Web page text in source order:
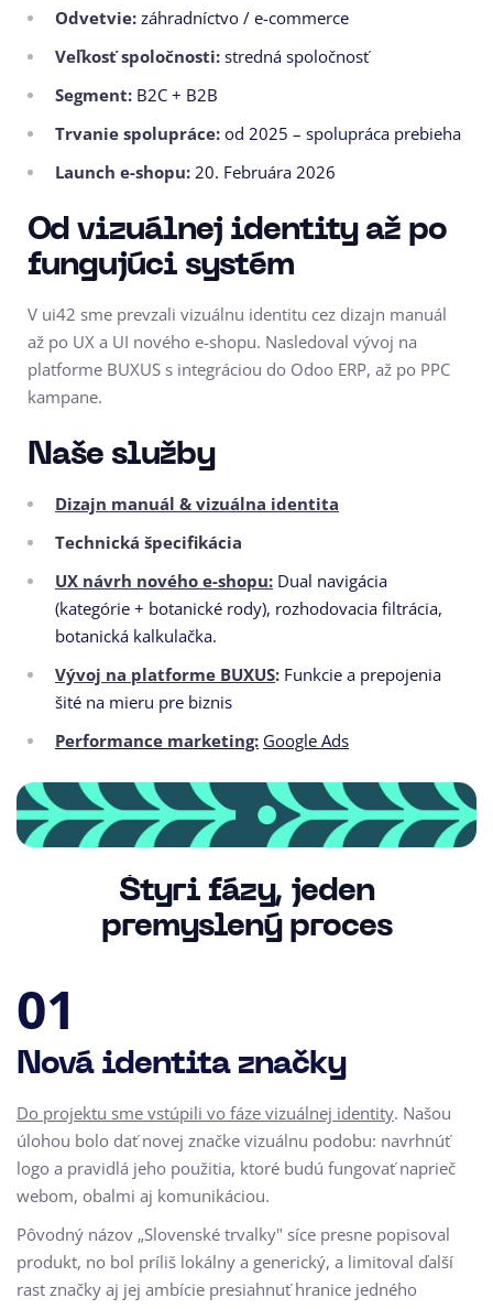
Odvetvie: záhradníctvo / e-commerce
Veľkosť spoločnosti: stredná spoločnosť
Segment: B2C + B2B
Trvanie spolupráce: od 2025 – spolupráca prebieha
Launch e-shopu: 20. Februára 2026
Od vizuálnej identity až po
fungujúci systém
V ui42 sme prevzali vizuálnu identitu cez dizajn manuál
až po UX a UI nového e-shopu. Nasledoval vývoj na
platforme BUXUS s integráciou do Odoo ERP, až po PPC
kampane.
Naše služby
Dizajn manuál & vizuálna identita
Technická špecifikácia
UX návrh nového e-shopu: Dual navigácia
(kategórie + botanické rody), rozhodovacia filtrácia,
botanická kalkulačka.
Vývoj na platforme BUXUS: Funkcie a prepojenia
šité na mieru pre biznis
Performance marketing: Google Ads
Štyri fázy, jeden
premyslený proces
01
Nová identita značky
Do projektu sme vstúpili vo fáze vizuálnej identity. Našou
úlohou bolo dať novej značke vizuálnu podobu: navrhnúť
logo a pravidlá jeho použitia, ktoré budú fungovať naprieč
webom, obalmi aj komunikáciou.
Pôvodný názov „Slovenské trvalky" síce presne popisoval
produkt, no bol príliš lokálny a generický, a limitoval ďalší
rast značky aj jej ambície presiahnuť hranice jedného